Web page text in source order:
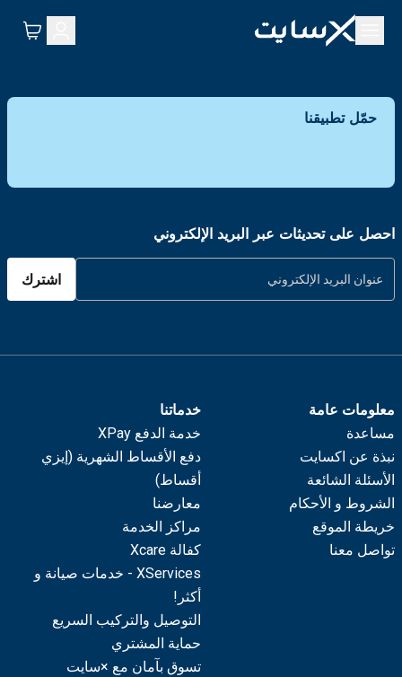
حمّل تطبيقنا
احصل على تحديثات عبر البريد الإلكتروني
اشترك
معلومات عامة
مساعدة
نبذة عن اكسايت
الأسئلة الشائعة
الشروط و الأحكام
خريطة الموقع
تواصل معنا
خدماتنا
خدمة الدفع XPay
دفع الأقساط الشهرية (إيزي
أقساط)
معارضنا
مراكز الخدمة
كفالة Xcare
XServices - خدمات صيانة و
أكثر!
التوصيل والتركيب السريع
حماية المشتري
تسوق بآمان مع ×سايت